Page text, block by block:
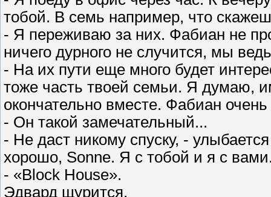
тобой. В семь например, что
- Я переживаю за них. Фабиан не
ничего дурного не случится, мы
- На их пути еще много будет
тоже часть твоей семьи. Я думаю,
окончательно вместе. Фабиан
- Он такой замечательный...
- Не даст никому спуску, -
хорошо, Sonne. Я с тобой и я с
- «Block House».
Эдвард щурится.